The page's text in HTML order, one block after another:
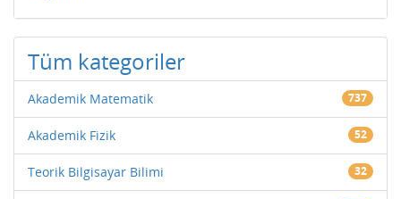
Tüm kategoriler
Akademik Matematik 737
Akademik Fizik 52
Teorik Bilgisayar Bilimi 32